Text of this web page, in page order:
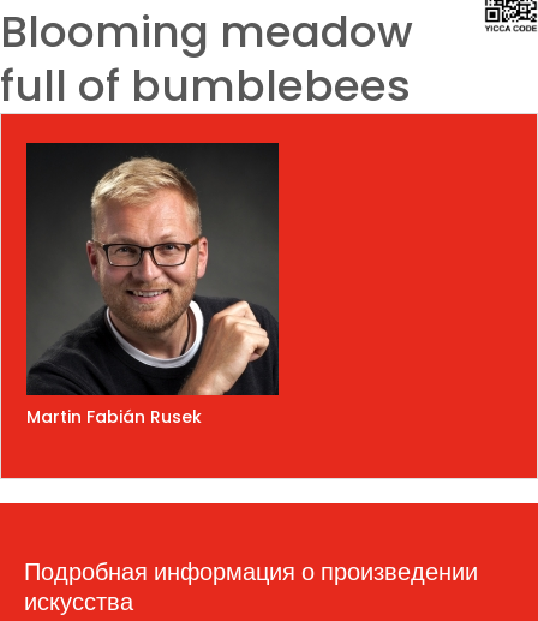
Blooming meadow
full of bumblebees
Martin Fabián Rusek
Подробная информация о произведении
искусства